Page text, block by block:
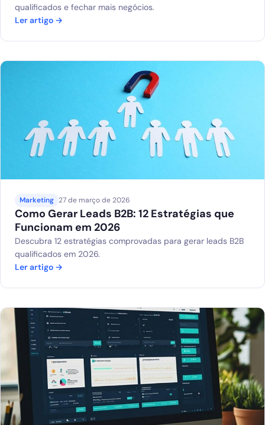
qualificados e fechar mais negócios.
Ler artigo →
Marketing 27 de março de 2026
Como Gerar Leads B2B: 12 Estratégias que
Funcionam em 2026
Descubra 12 estratégias comprovadas para gerar leads B2B
qualificados em 2026.
Ler artigo →